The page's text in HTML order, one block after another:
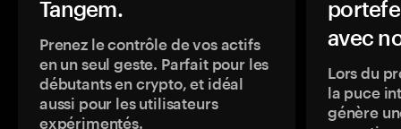
Tangem.
Prenez le contrôle de vos actifs
en un seul geste. Parfait pour les
débutants en crypto, et idéal
aussi pour les utilisateurs
expérimentés.
avec
Lors du
la puce
génère